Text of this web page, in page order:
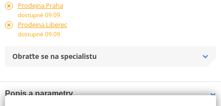
Prodejna Praha
dostupné 09.09.
Prodejna Liberec
dostupné 09.09.
Obraťte se na specialistu
Popis a parametry